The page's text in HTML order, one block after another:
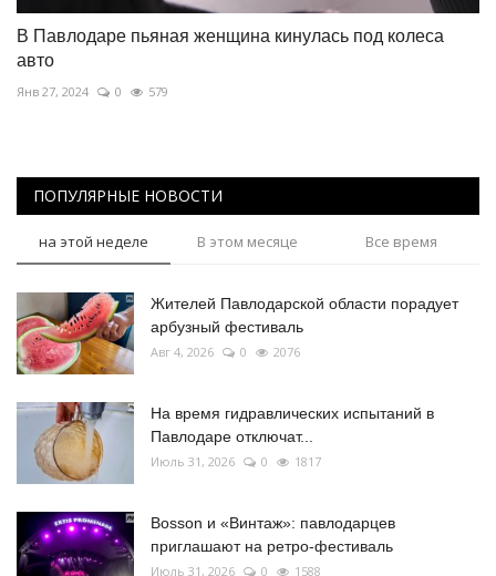
В Павлодаре пьяная женщина кинулась под колеса
авто
Янв 27, 2024 0 579
ПОПУЛЯРНЫЕ НОВОСТИ
на этой неделе В этом месяце Все время
Жителей Павлодарской области порадует
арбузный фестиваль
Авг 4, 2026 0 2076
На время гидравлических испытаний в
Павлодаре отключат...
Июль 31, 2026 0 1817
Bosson и «Винтаж»: павлодарцев
приглашают на ретро-фестиваль
Июль 31, 2026 0 1588